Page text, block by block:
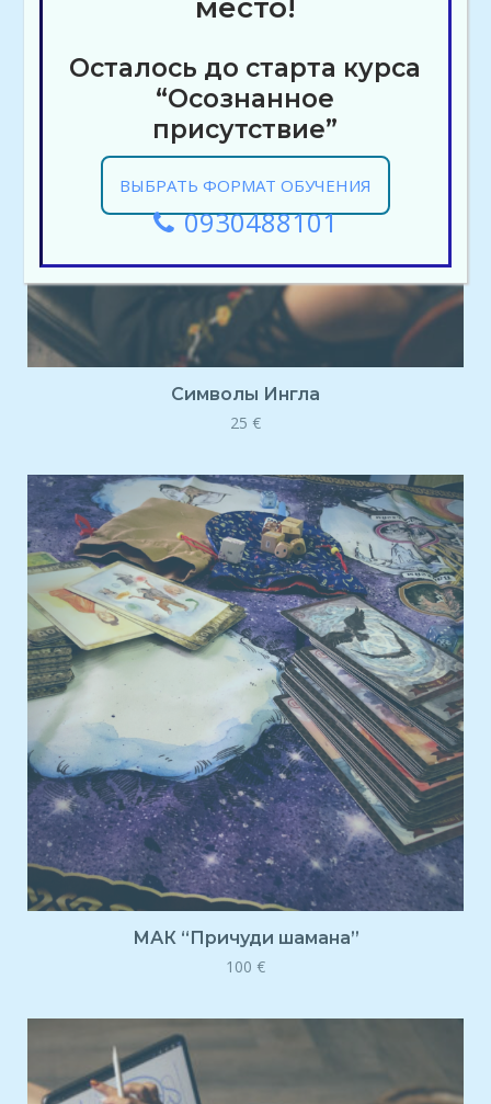
Символы Ингла
25 €
МАК “Причуди шамана”
100 €
место!
Осталось до старта курса
“Осознанное
присутствие”
ВЫБРАТЬ ФОРМАТ ОБУЧЕНИЯ
0930488101